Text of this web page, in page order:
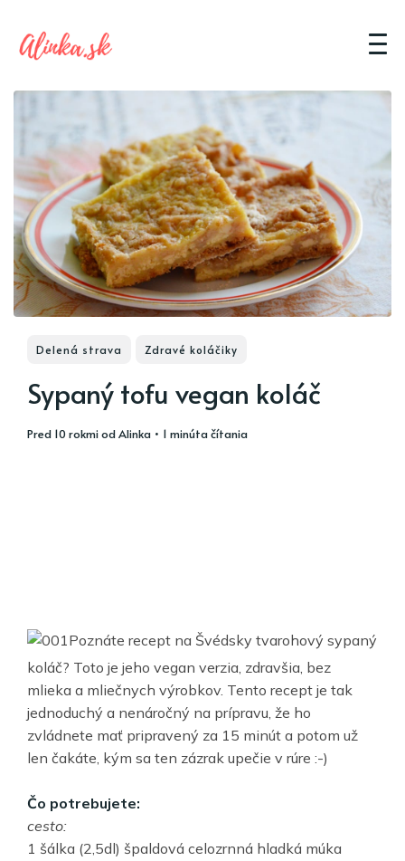
Delená strava Zdravé koláčiky
Sypaný tofu vegan koláč
pred 10 rokmiodAlinka • 1 minúta čítania
Poznáte recept na Švédsky tvarohový sypaný
koláč? Toto je jeho vegan verzia, zdravšia, bez
mlieka a mliečnych výrobkov. Tento recept je tak
jednoduchý a nenáročný na prípravu, že ho
zvládnete mať pripravený za 15 minút a potom už
len čakáte, kým sa ten zázrak upečie v rúre :-)
Čo potrebujete:
cesto:
1 šálka (2,5dl) špaldová celozrnná hladká múka